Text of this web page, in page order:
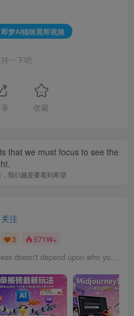
梦AI猫咪黑帮视频
一下吧
收藏
that we must focus to see the
我们越是要看到希望
关注
3 571W+
Remember happiness doesn't depend upon who you are or what you have; it depends solely on what you think.